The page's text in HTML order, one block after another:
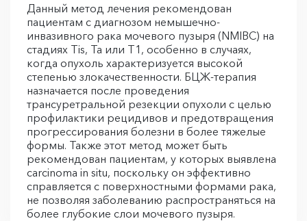
Данный метод лечения рекомендован
пациентам с диагнозом немышечно-
инвазивного рака мочевого пузыря (NMIBC) на
стадиях Tis, Ta или T1, особенно в случаях,
когда опухоль характеризуется высокой
степенью злокачественности. БЦЖ-терапия
назначается после проведения
трансуретральной резекции опухоли с целью
профилактики рецидивов и предотвращения
прогрессирования болезни в более тяжелые
формы. Также этот метод может быть
рекомендован пациентам, у которых выявлена
carcinoma in situ, поскольку он эффективно
справляется с поверхностными формами рака,
не позволяя заболеванию распространяться на
более глубокие слои мочевого пузыря.